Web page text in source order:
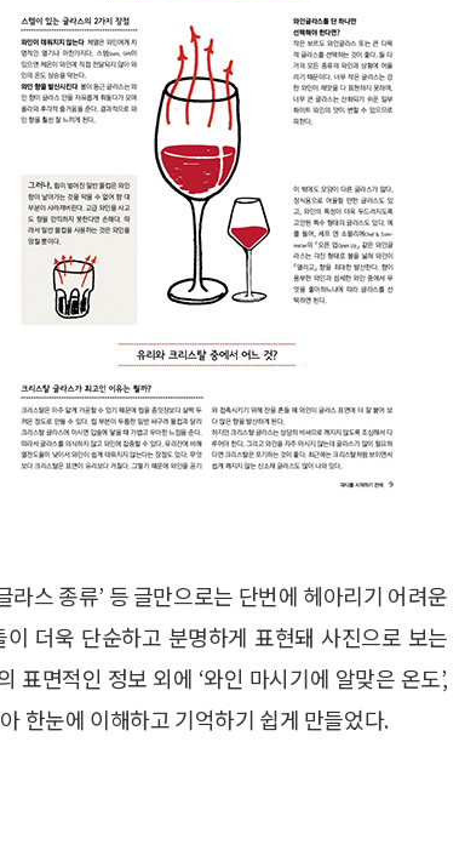
라스 종류’ 등 글만으로는 단번에 헤아리기 어려운
더욱 단순하고 분명하게 표현돼 사진으로 보는
면적인 정보 외에 ‘와인 마시기에 알맞은 온도’,
한눈에 이해하고 기억하기 쉽게 만들었다.